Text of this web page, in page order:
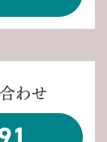
わせ